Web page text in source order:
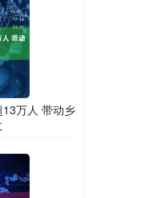
万人 带动乡